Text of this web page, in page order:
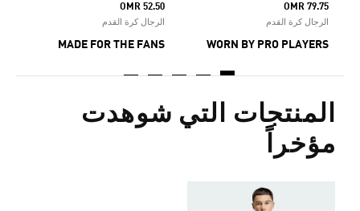
OMR 79.75
الرجال كرة القدم
WORN BY PRO PLAYERS
OMR 52.50
الرجال كرة القدم
MADE FOR THE FANS
المنتجات التي شوهدت
مؤخراً